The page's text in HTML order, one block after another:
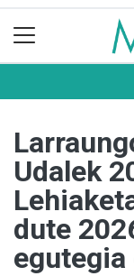
Udalek
dute